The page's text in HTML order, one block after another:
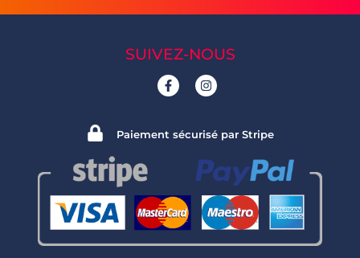
SUIVEZ-NOUS
Paiement sécurisé par Stripe